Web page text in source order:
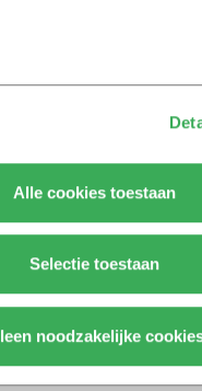
Alle cookies toestaan
Selectie toestaan
noodzakelijke
of tips?
Adverteren Werken bij